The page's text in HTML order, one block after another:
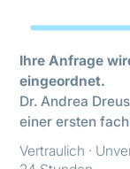
Ihre Anfrage
eingeordnet.
Dr. Andrea
einer ersten
Vertraulich ·